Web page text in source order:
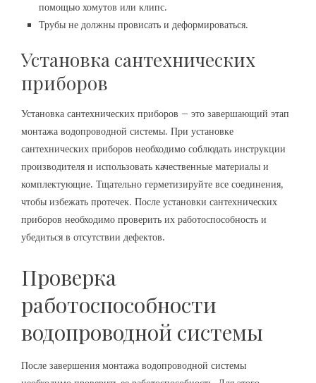
помощью хомутов или клипс.
Трубы не должны провисать и деформироваться.
Установка сантехнических
приборов
Установка сантехнических приборов – это завершающий этап
монтажа водопроводной системы. При установке
сантехнических приборов необходимо соблюдать инструкции
производителя и использовать качественные материалы и
комплектующие. Тщательно герметизируйте все соединения,
чтобы избежать протечек. После установки сантехнических
приборов необходимо проверить их работоспособность и
убедиться в отсутствии дефектов.
Проверка
работоспособности
водопроводной системы
После завершения монтажа водопроводной системы